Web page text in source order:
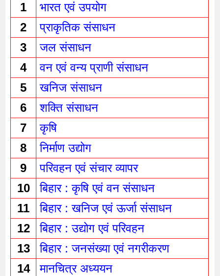
1
भारत एवं उपयोग
2
प्राकृतिक संसाधन
3
जल संसाधन
4
वन एवं वन्य प्राणी संसाधन
5
खनिज संसाधन
6
शक्ति संसाधन
7
कृषि
8
निर्माण उद्योग
9
परिवहन एवं संचार व्यापर
10
बिहार : कृषि एवं वन संसाधन
11
बिहार : खनिज एवं ऊर्जा संसाधन
12
बिहार : उद्योग एवं परिवहन
13
बिहार : जनसंख्या एवं नगरीकरण
14
मानचित्र अध्ययन